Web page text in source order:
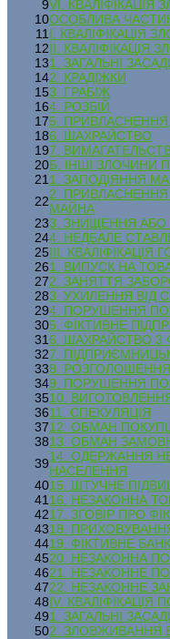
9VI.
10ОСОБЛИВА
11 І. КВАЛІФІКАЦІЯ
12II. КВАЛІФІКАЦІЯ
131. ЗАГАЛЬНІ
142. КРАДІЖКИ
153. ГРАБІЖ
164. РОЗБІЙ
175.
186. ШАХРАЙСТВО
197.
20Б. ІНШІ ЗЛОЧИНИ
21 1. ЗАПОДІЯННЯ
222.
МАЙНА
233. ЗНИЩЕННЯ
244. НЕДБАЛЕ
25ІІІ.
261. ВИПУСК НА
272. ЗАНЯТТЯ
283. УХИЛЕННЯ ВІД
294. ПОРУШЕННЯ
305. ФІКТИВНЕ
316. ШАХРАЙСТВО 3
327.
338.
349. ПОРУШЕННЯ
3510.
3611. СПЕКУЛЯЦІЯ
3712. ОБМАН
3813. ОБМАН
3914. ОДЕРЖАННЯ
НАСЕЛЕННЯ
4015. ШТУЧНЕ
41 16. НЕЗАКОННА
4217. ЗГОВІР ПРО
4318.
4419. ФІКТИВНЕ
4520. НЕЗАКОННА
4621. НЕЗАКОННЕ
4722. НЕЗАКОННЕ
48IV. КВАЛІФІКАЦІЯ
491. ЗАГАЛЬНІ
502.